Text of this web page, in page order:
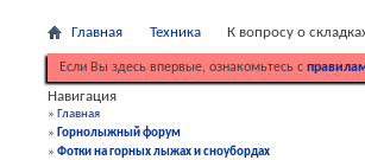
Главная Техника К вопросу о
Если Вы здесь впервые, ознакомьтесь с
Навигация
» Главная
» Горнолыжный форум
» Фотки на горных лыжах и сноубордах